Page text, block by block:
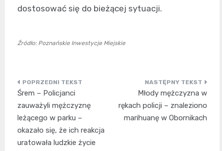
dostosować się do bieżącej sytuacji.
Źródło: Poznańskie Inwestycje Miejskie
Nawigacja
wpisu
Śrem – Policjanci
zauważyli mężczyznę
leżącego w parku –
okazało się, że ich reakcja
uratowała ludzkie życie
Młody mężczyzna w
rękach policji – znaleziono
marihuanę w Obornikach